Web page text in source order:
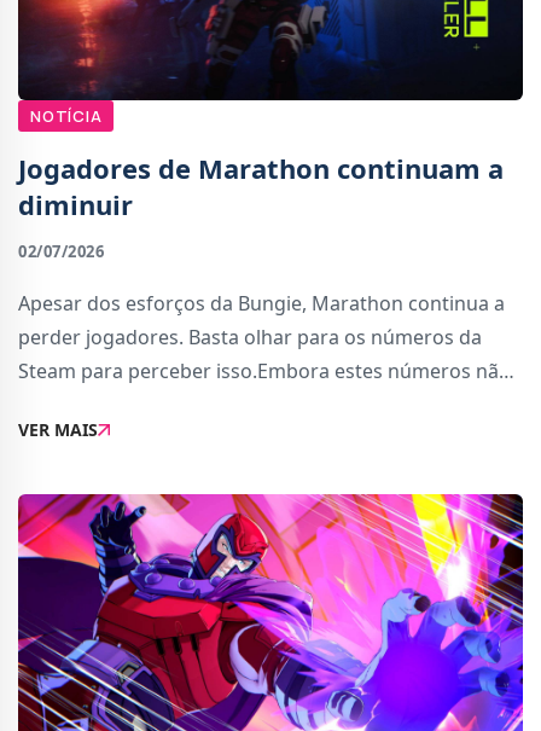
NOTÍCIA
Jogadores de Marathon continuam a
diminuir
02/07/2026
Apesar dos esforços da Bungie, Marathon continua a
perder jogadores. Basta olhar para os números da
Steam para perceber isso.Embora estes números não
maioria dos jogadores estão instalados no PC
VER MAIS